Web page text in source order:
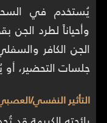
يُستخدم في
وأحياناً لطرد الجن
الجن الكافر
جلسات التحضير،
التأثير النفسي/